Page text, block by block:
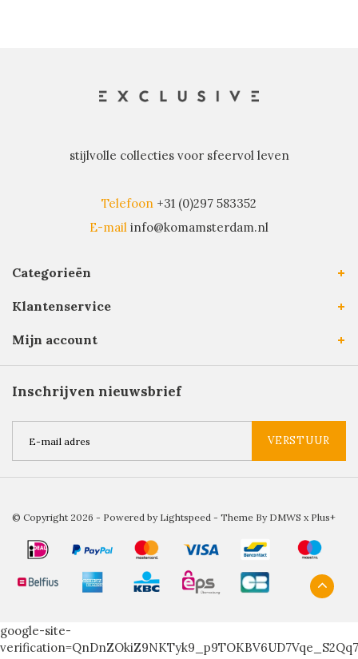
stijlvolle collecties voor sfeervol leven
Telefoon +31 (0)297 583352
E-mail info@komamsterdam.nl
Categorieën
Klantenservice
Mijn account
Inschrijven nieuwsbrief
VERSTUUR
© Copyright 2026 - Powered by Lightspeed - Theme By DMWS x Plus+
google-site-